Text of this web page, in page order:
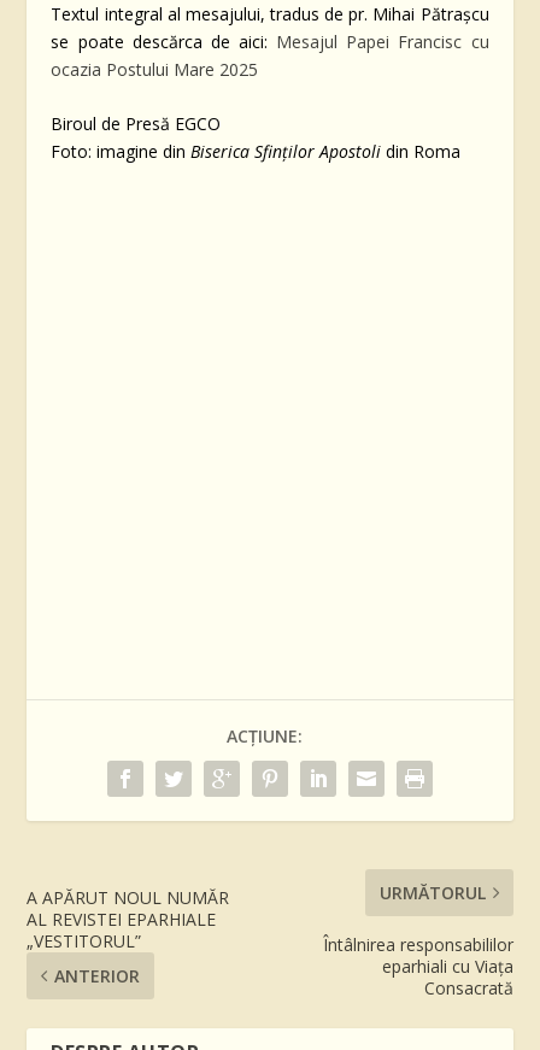
Textul integral al mesajului, tradus de pr. Mihai Pătrașcu
se poate descărca de aici: Mesajul Papei Francisc cu
ocazia Postului Mare 2025
Biroul de Presă EGCO
Foto: imagine dinBiserica Sfinţilor Apostolidin Roma
ACȚIUNE:
A APĂRUT NOUL NUMĂR
AL REVISTEI EPARHIALE
„VESTITORUL”
ANTERIOR
URMĂTORUL
Întâlnirea responsabililor
eparhiali cu Viața
Consacrată